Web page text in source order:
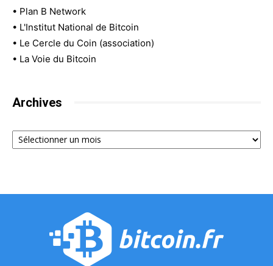
• Plan B Network
• L'Institut National de Bitcoin
• Le Cercle du Coin (association)
• La Voie du Bitcoin
Archives
Archives